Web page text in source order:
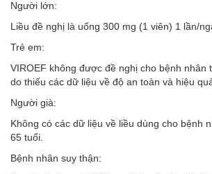
Người lớn:
Liều đề nghị là uống 300 mg (1 viên) 1 lần/
Trẻ em:
VIROEF không được đề nghị cho bệnh nhân
do thiếu các dữ liệu về độ an toàn và hiệu
Người già:
Không có các dữ liệu về liều dùng cho bệnh
65 tuổi.
Bệnh nhân suy thận: